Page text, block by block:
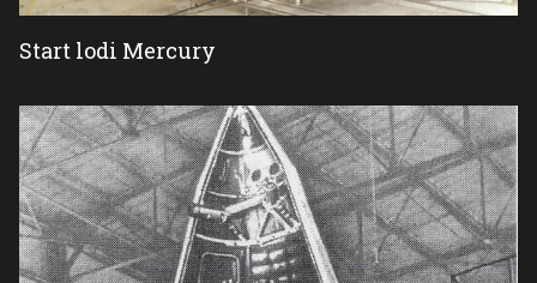
Start lodi Mercury